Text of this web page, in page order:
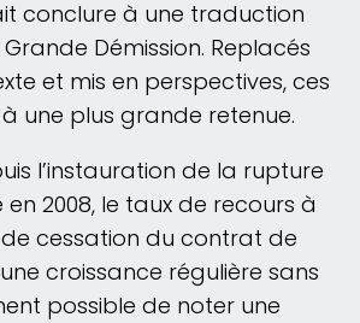
conclure à une traduction
Démission. Replacés
et mis en perspectives, ces
une plus grande retenue.
l’instauration de la rupture
2008, le taux de recours à
cessation du contrat de
croissance régulière sans
possible de noter une